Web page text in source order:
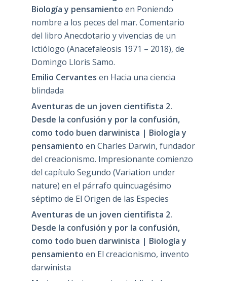
Biología y pensamiento en Poniendo
nombre a los peces del mar. Comentario
del libro Anecdotario y vivencias de un
Ictiólogo (Anacefaleosis 1971 – 2018), de
Domingo Lloris Samo.
Emilio Cervantes en Hacia una ciencia
blindada
Aventuras de un joven cientifista 2.
Desde la confusión y por la confusión,
como todo buen darwinista | Biología y
pensamiento en Charles Darwin, fundador
del creacionismo. Impresionante comienzo
del capítulo Segundo (Variation under
nature) en el párrafo quincuagésimo
séptimo de El Origen de las Especies
Aventuras de un joven cientifista 2.
Desde la confusión y por la confusión,
como todo buen darwinista | Biología y
pensamiento en El creacionismo, invento
darwinista